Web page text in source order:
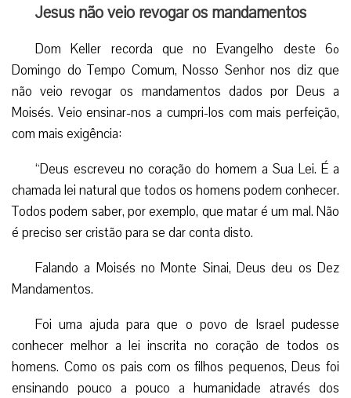
Jesus não veio revogar os mandamentos
Dom Keller recorda que no Evangelho deste 6º
Domingo do Tempo Comum, Nosso Senhor nos diz que
não veio revogar os mandamentos dados por Deus a
Moisés. Veio ensinar-nos a cumpri-los com mais perfeição,
com mais exigência:
“Deus escreveu no coração do homem a Sua Lei. É a
chamada lei natural que todos os homens podem conhecer.
Todos podem saber, por exemplo, que matar é um mal. Não
é preciso ser cristão para se dar conta disto.
Falando a Moisés no Monte Sinai, Deus deu os Dez
Mandamentos.
Foi uma ajuda para que o povo de Israel pudesse
conhecer melhor a lei inscrita no coração de todos os
homens. Como os pais com os filhos pequenos, Deus foi
ensinando pouco a pouco a humanidade através dos